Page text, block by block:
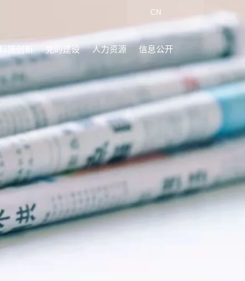
CN
科技创新 党的建设 人力资源 信息公开